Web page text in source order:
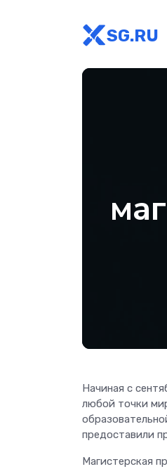
SG.RU
Начиная с
любой точки
предоставили
Магистерская